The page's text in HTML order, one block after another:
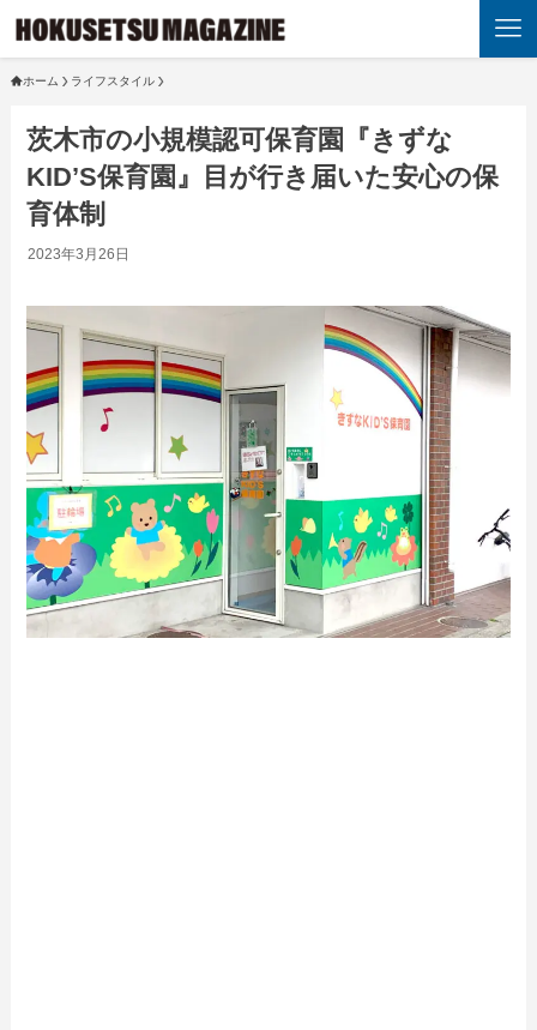
ホーム ライフスタイル
茨木市の小規模認可保育園『きずな
KID’S保育園』目が行き届いた安心の保
育体制
2023年3月26日